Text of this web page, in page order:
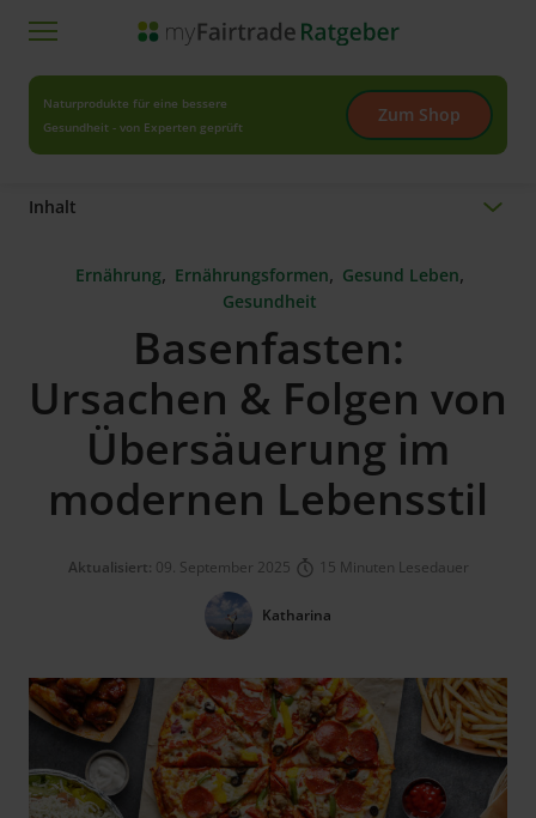
Naturprodukte für eine bessere
Gesundheit - von Experten geprüft
Zum Shop
Inhalt
Ernährung, Ernährungsformen, Gesund Leben,
Gesundheit
Basenfasten:
Ursachen & Folgen von
Übersäuerung im
modernen Lebensstil
Aktualisiert: 09. September 2025 15 Minuten Lesedauer
Katharina